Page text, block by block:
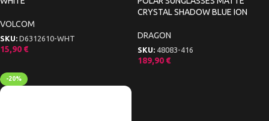
VOLCOM
SKU: D6312610-WHT
15,90 €
CRYSTAL SHADOW BLUE ION
DRAGON
SKU: 48083-416
189,90 €
-20%